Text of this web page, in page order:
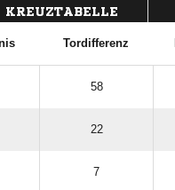
KREUZTABELLE
Tordifferenz
58
22
7